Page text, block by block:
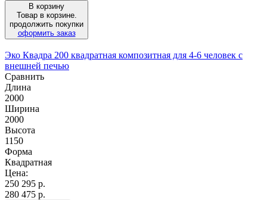
В корзину
Товар в корзине.
продолжить покупки
оформить заказ
Эко Квадра 200 квадратная композитная для 4-6 человек с
внешней печью
Сравнить
Длина
2000
Ширина
2000
Высота
1150
Форма
Квадратная
Цена:
250 295 р.
280 475 р.